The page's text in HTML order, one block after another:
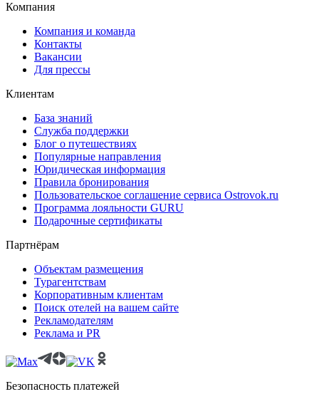
Компания
Компания и команда
Контакты
Вакансии
Для прессы
Клиентам
База знаний
Служба поддержки
Блог о путешествиях
Популярные направления
Юридическая информация
Правила бронирования
Пользовательское соглашение сервиса Ostrovok.ru
Программа лояльности GURU
Подарочные сертификаты
Партнёрам
Объектам размещения
Турагентствам
Корпоративным клиентам
Поиск отелей на вашем сайте
Рекламодателям
Реклама и PR
Безопасность платежей